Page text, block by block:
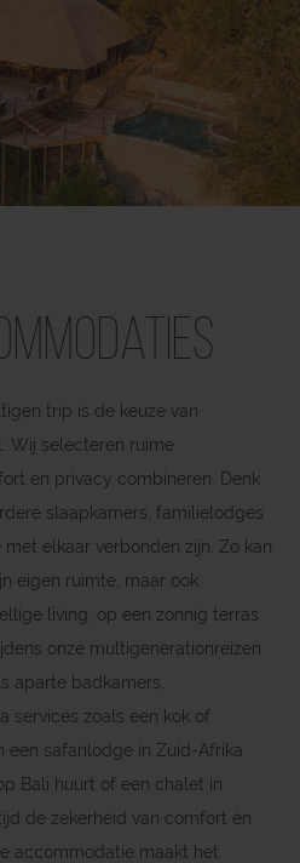
trip is de keuze van
Wij selecteren ruime
en privacy combineren. Denk
slaapkamers, familielodges
elkaar verbonden zijn. Zo kan
eigen ruimte, maar ook
living, op een zonnig terras
onze multigenerationreizen
aparte badkamers,
services zoals een kok of
een safarilodge in Zuid-Afrika
Bali huurt of een chalet in
de zekerheid van comfort én
accommodatie maakt het